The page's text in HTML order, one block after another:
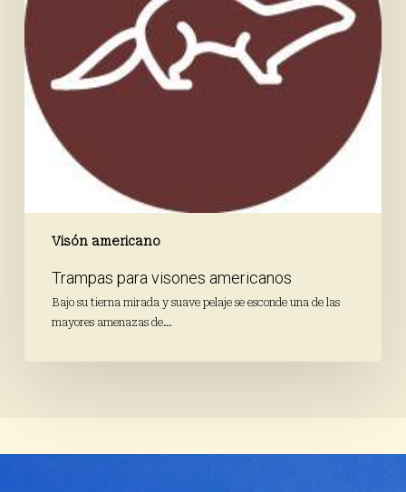
Visón americano
Trampas para visones americanos
Bajo su tierna mirada y suave pelaje se esconde una de las
mayores amenazas de…